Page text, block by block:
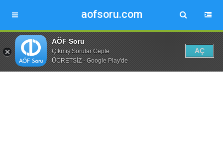
aofsoru.com
AÖF Soru
Çıkmış Sorular Cepte
ÜCRETSİZ - Google Play'de
AÇ